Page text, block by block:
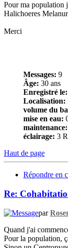
Pour ma population
Halichoeres
Merci
Messages: 9
Âge: 30 ans
Enregistré le:
Localisation:
volume du
mise en eau:
maintenance:
éclairage: 3
Haut de page
Répondre en
Re:
par
Quand j'ai
Pour la population,